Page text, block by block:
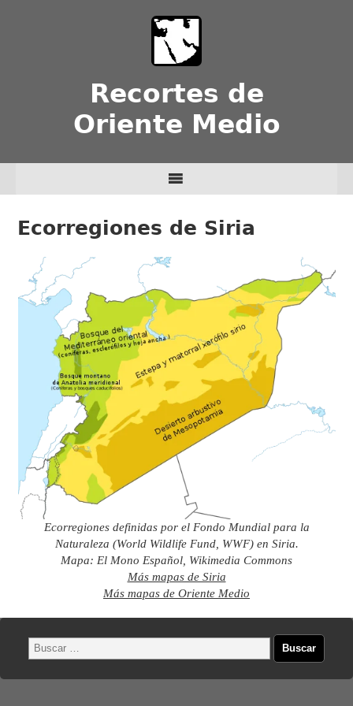
Recortes de
Oriente Medio
Ecorregiones de Siria
Ecorregiones definidas por el Fondo Mundial para la
Naturaleza (World Wildlife Fund, WWF) en Siria.
Mapa: El Mono Español, Wikimedia Commons
Más mapas de Siria
Más mapas de Oriente Medio